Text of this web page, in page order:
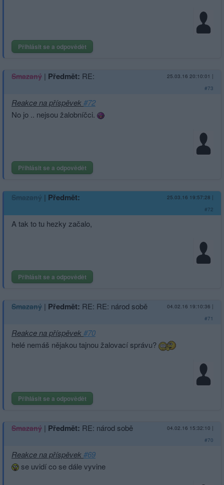
Přihlásit se a odpovědět
Smazaný | Předmět: RE: 25.03.16 20:10:01 |
#73
Reakce na příspěvek#72
No jo .. nejsou žalobníčci.
Přihlásit se a odpovědět
Smazaný | Předmět: 25.03.16 19:57:28 |
#72
A tak to tu hezky začalo,
Přihlásit se a odpovědět
Smazaný | Předmět: RE: RE: národ sobě 04.02.16 19:10:36 |
#71
Reakce na příspěvek#70
helé nemáš nějakou tajnou žalovací správu?
Přihlásit se a odpovědět
Smazaný | Předmět: RE: národ sobě 04.02.16 15:32:10 |
#70
Reakce na příspěvek#69
se uvidí co se dále vyvine